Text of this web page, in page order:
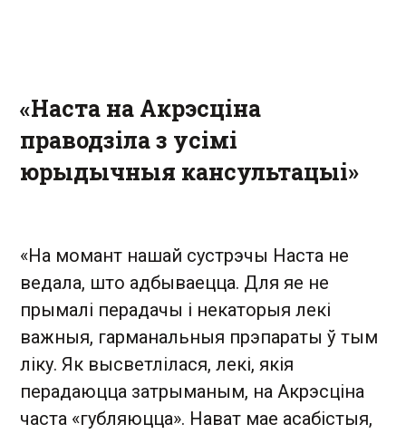
«Наста на Акрэсціна
праводзіла з усімі
юрыдычныя кансультацыі»
«На момант нашай сустрэчы Наста не
ведала, што адбываецца. Для яе не
прымалі перадачы і некаторыя лекі
важныя, гарманальныя прэпараты ў тым
ліку. Як высветлілася, лекі, якія
перадаюцца затрыманым, на Акрэсціна
часта «губляюцца». Нават мае асабістыя,